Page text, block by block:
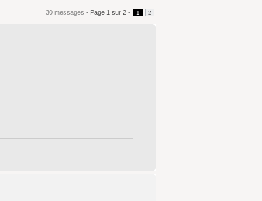
30 messages • Page 1 sur 2 • 1 2